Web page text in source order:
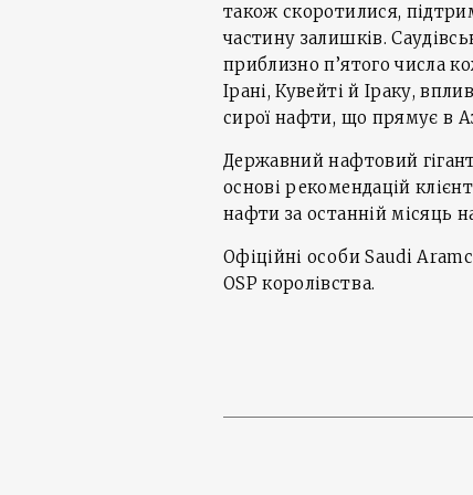
також скоротилися,
частину залишків.
приблизно п’ятого числа
Ірані, Кувейті й Іраку,
сирої нафти, що прямує в
Державний нафтовий
основі рекомендацій
нафти за останній місяць
Офіційні особи Saudi
OSP королівства.